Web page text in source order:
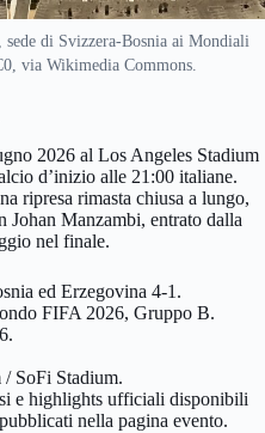
di Svizzera-Bosnia ai Mondiali
via Wikimedia Commons.
2026 al Los Angeles Stadium
d’inizio alle 21:00 italiane.
ripresa rimasta chiusa a lungo,
Johan Manzambi, entrato dalla
nel finale.
ed Erzegovina 4-1.
FIFA 2026, Gruppo B.
SoFi Stadium.
e highlights ufficiali disponibili
nella pagina evento.